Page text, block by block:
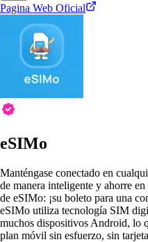
Pagina Web Oficial
eSIMo
Manténgase conectado en
de manera inteligente y ahorre
de eSIMo: ¡su boleto para una
eSIMo utiliza tecnología SIM
muchos dispositivos Android, lo
plan móvil sin esfuerzo, sin